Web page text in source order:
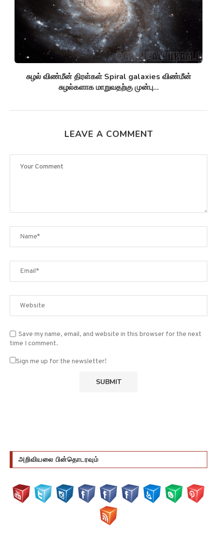
சுழல் விண்மீன் திரள்கள் Spiral galaxies விண்மீன்
சுழல்களாக மாறுவதற்கு முன்பு...
LEAVE A COMMENT
Save my name, email, and website in this browser for the next
time I comment.
Sign me up for the newsletter!
அறிவியலை பின்தொடரவும்